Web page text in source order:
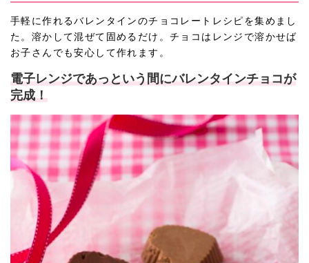
手軽に作れるバレンタインのチョコレートレシピを集めまし
た。溶かして混ぜて固めるだけ。チョコはレンジで溶かせば
お子さんでも安心して作れます。
電子レンジであっという間にバレンタインチョコが
完成！